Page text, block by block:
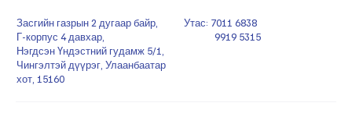
Засгийн газрын 2 дугаар байр,
Г-корпус 4 давхар,
Нэгдсэн Үндэстний гудамж 5/1,
Чингэлтэй дүүрэг, Улаанбаатар
хот, 15160
Утас: 7011 6838
9919 5315